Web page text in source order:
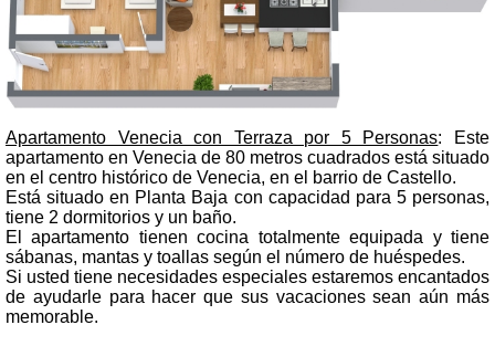
Apartamento Venecia con Terraza por 5 Personas: Este
apartamento en Venecia de 80 metros cuadrados está situado
en el centro histórico de Venecia, en el barrio de Castello.
Está situado en Planta Baja con capacidad para 5 personas,
tiene 2 dormitorios y un baño.
El apartamento tienen cocina totalmente equipada y tiene
sábanas, mantas y toallas según el número de huéspedes.
Si usted tiene necesidades especiales estaremos encantados
de ayudarle para hacer que sus vacaciones sean aún más
memorable.